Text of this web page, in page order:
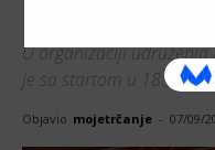
U organizaciji udruženja
je sa startom u 18:30h
Objavio mojetrčanje - 07/09/